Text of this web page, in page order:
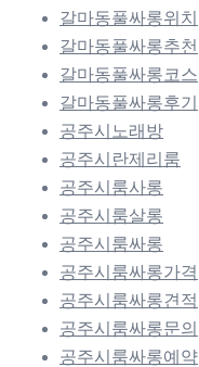
갈마동풀싸롱위치
갈마동풀싸롱추천
갈마동풀싸롱코스
갈마동풀싸롱후기
공주시노래방
공주시란제리룸
공주시룸사롱
공주시룸살롱
공주시룸싸롱
공주시룸싸롱가격
공주시룸싸롱견적
공주시룸싸롱문의
공주시룸싸롱예약